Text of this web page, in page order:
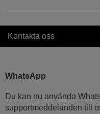
Kontakta oss
WhatsApp
Du kan nu använda
supportmeddelanden till